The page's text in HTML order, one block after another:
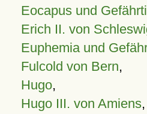
Eocapus und
Erich II. von
Euphemia und
Fulcold von Bern,
Hugo,
Hugo III. von Amiens,